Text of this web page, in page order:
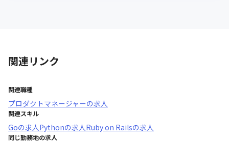
関連リンク
関連職種
プロダクトマネージャーの求人
関連スキル
Goの求人Pythonの求人Ruby on Railsの求人
同じ勤務地の求人